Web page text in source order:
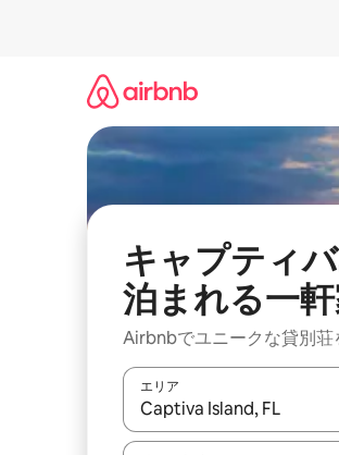
キャプティ
泊まれる一
Airbnbでユニークな貸別荘
エリア
検索結果が表示されたら、